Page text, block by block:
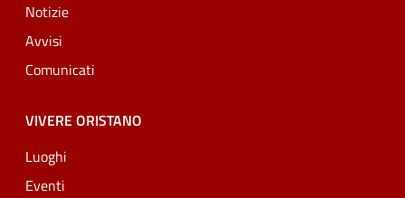
Notizie
Avvisi
Comunicati
VIVERE ORISTANO
Luoghi
Eventi